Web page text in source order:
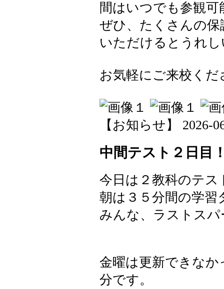
間はいつでも参観可
ぜひ、たくさんの
いただけるとうれ
お気軽にご来校く
【お知らせ】 2026-
中間テスト２日目
今日は２教科のテ
朝は３５分間の学
みんな、ラストス
金曜は更新できな
分です。